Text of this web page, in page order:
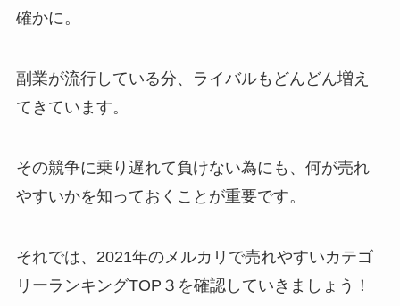
確かに。
副業が流行している分、ライバルもどんどん増え
てきています。
その競争に乗り遅れて負けない為にも、何が売れ
やすいかを知っておくことが重要です。
それでは、2021年のメルカリで売れやすいカテゴ
リーランキングTOP３を確認していきましょう！